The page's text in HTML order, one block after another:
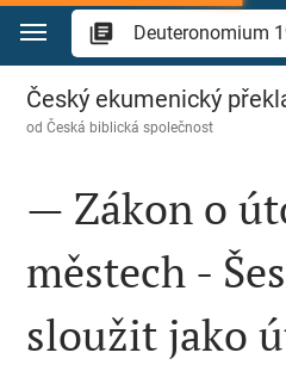
Přejít na obsah
Deuteronomium 19
Český ekumenický
odČeská biblická společnost
— Zákon o
městech -
sloužit jako